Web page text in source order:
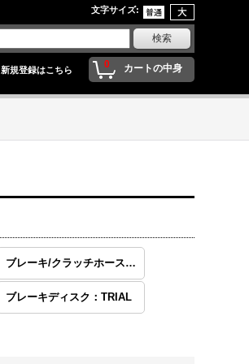
文字サイズ:
0 カートの中身
新規登録はこちら
ブレーキ/クラッチホース、その他
ブレーキディスク：TRIAL